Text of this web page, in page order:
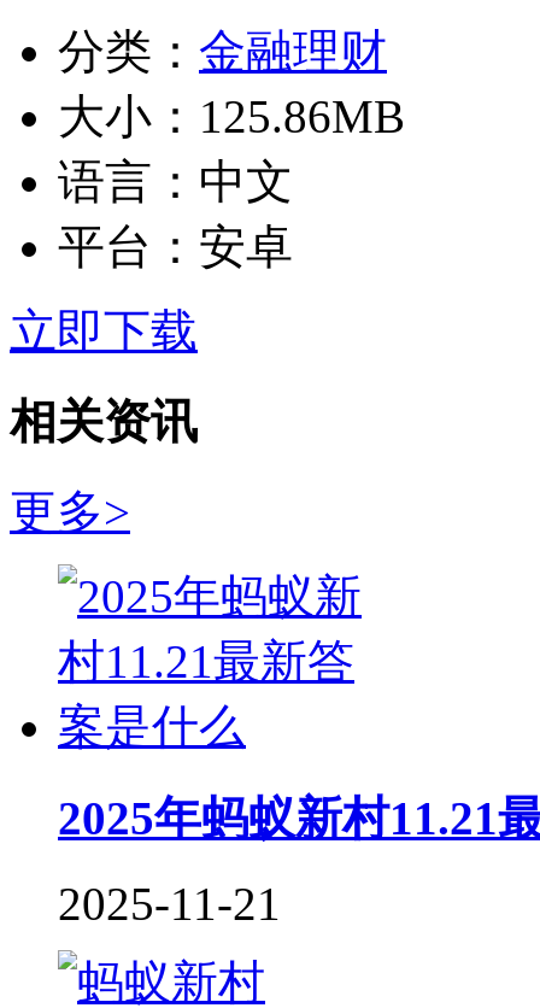
分类： 金融理财
大小： 125.86MB
语言： 中文
平台： 安卓
立即下载
相关资讯
更多>
2025年蚂蚁新村11.21
2025-11-21